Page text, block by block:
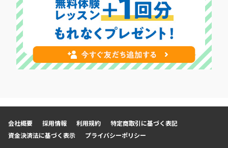
会社概要 採用情報 利用規約
特定商取引に基づく表記
資金決済法に基づく表示
プライバシーポリシー